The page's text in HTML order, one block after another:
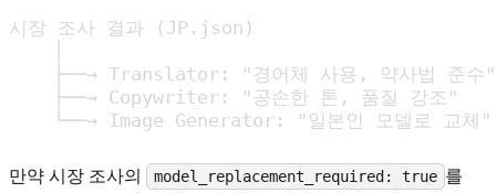
시장 조사 결과 (JP.json)
    ├──→ Translator: "경어체 사용, 약사법 준수"
    ├──→ Copywriter: "공손한 톤, 품질 강조"
    └──→ Image Generator: "일본인 모델로 교체"
만약 시장 조사의 model_replacement_required: true 를